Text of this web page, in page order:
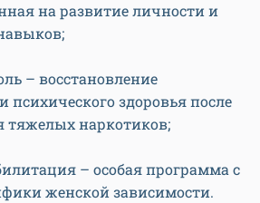
на развитие личности и
– восстановление
психического здоровья после
тяжелых наркотиков;
– особая программа с
женской зависимости.